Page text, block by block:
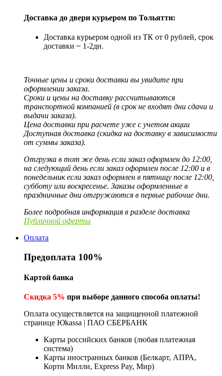
Доставка до двери курьером по Тольятти:
Доставка курьером одной из ТК от 0 рублей, срок
доставки ~ 1-2дн.
Точные цены и сроки доставки вы увидите при
оформлении заказа.
Сроки и цены на доставку рассчитываются
транспортной компанией (в срок не входят дни сдачи и
выдачи заказа).
Цена доставки при расчете уже с учетом акции
Доступная доставка (скидка на доставку в зависимости
от суммы заказа).
Отгрузка в тот же день если заказ оформлен до 12:00,
на следующий день если заказ оформлен после 12:00 и в
понедельник если заказ оформлен в пятницу после 12:00,
субботу или воскресенье. Заказы оформленные в
праздничные дни отгружаются в первые рабочие дни.
Более подробная информация в разделе доставка
Публичной оферты
Оплата
Предоплата 100%
Картой банка
Скидка 5% при выборе данного способа оплаты!
Оплата осуществляется на защищенной платежной
странице Юkassa | ПАО СБЕРБАНК
Карты российских банков (любая платежная
система)
Карты иностранных банков (Белкарт, АПРА,
Корти Милли, Express Pay, Мир)